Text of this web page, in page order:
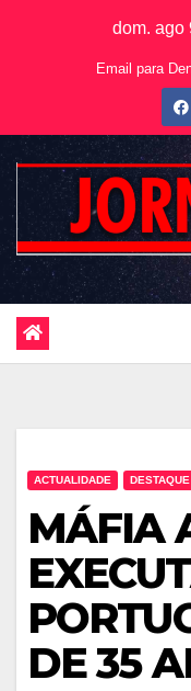
dom. ago
Email para
ACTUALIDADE DESTAQUE
MÁFIA
DE 35